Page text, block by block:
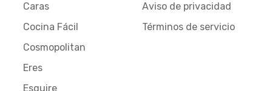
Caras
Cocina Fácil
Cosmopolitan
Eres
Esquire
Aviso de privacidad
Términos de servicio